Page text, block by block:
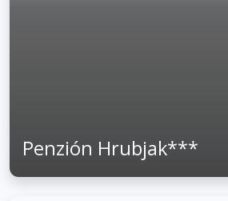
Penzión Hrubjak***